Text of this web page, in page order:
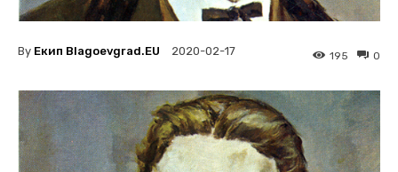
By Екип Blagoevgrad.EU 2020-02-17 0
195